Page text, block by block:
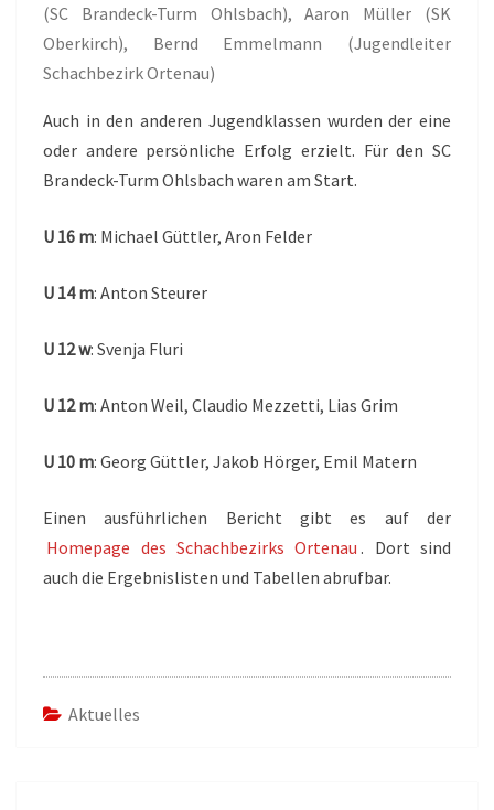
(SC Brandeck-Turm Ohlsbach), Aaron Müller (SK
Oberkirch), Bernd Emmelmann (Jugendleiter
Schachbezirk Ortenau)
Auch in den anderen Jugendklassen wurden der eine
oder andere persönliche Erfolg erzielt. Für den SC
Brandeck-Turm Ohlsbach waren am Start.
U 16 m: Michael Güttler, Aron Felder
U 14 m: Anton Steurer
U 12 w: Svenja Fluri
U 12 m: Anton Weil, Claudio Mezzetti, Lias Grim
U 10 m: Georg Güttler, Jakob Hörger, Emil Matern
Einen ausführlichen Bericht gibt es auf der
Homepage des Schachbezirks Ortenau . Dort sind
auch die Ergebnislisten und Tabellen abrufbar.
Aktuelles